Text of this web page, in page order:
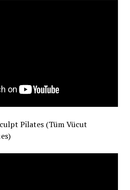
Pilates (Tüm Vücut